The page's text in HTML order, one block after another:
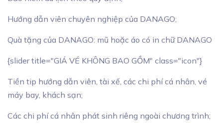
Hướng dẫn viên chuyên nghiệp của DANAGO;
Quà tặng của DANAGO: mũ hoặc áo có in chữ DANAGO
{slider title="GIÁ VÉ KHÔNG BAO GỒM" class="icon"}
Tiền tip hướng dẫn viên, tài xế, các chi phí cá nhân, vé
máy bay, khách sạn;
Các chi phí cá nhân phát sinh riêng ngoài chương trình;